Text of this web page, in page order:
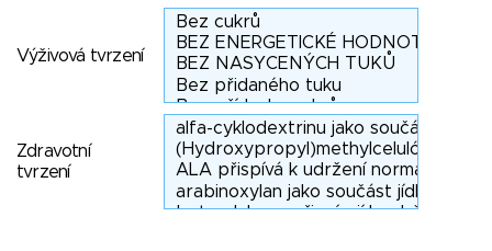
Výživová tvrzení
Zdravotní
tvrzení